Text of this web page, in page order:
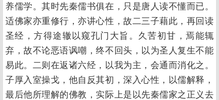
养儒学。其时先秦儒书俱在，只是唐人读不懂而已。
适佛家亦重修行，亦讲心性，故二三子藉此，再回读
圣经，方得途辙以窥孔门大旨。久苦初甘，焉能辄
弃，故不论恶语讽嘲，终不回头，以为圣人复生不能
易此。二则在返诸六经，以我为主，会通而消化之。
子厚入室操戈，他自反其初，深入心性，以儒解释，
最后他所理解的佛教，实际上是以先秦儒家之正义去